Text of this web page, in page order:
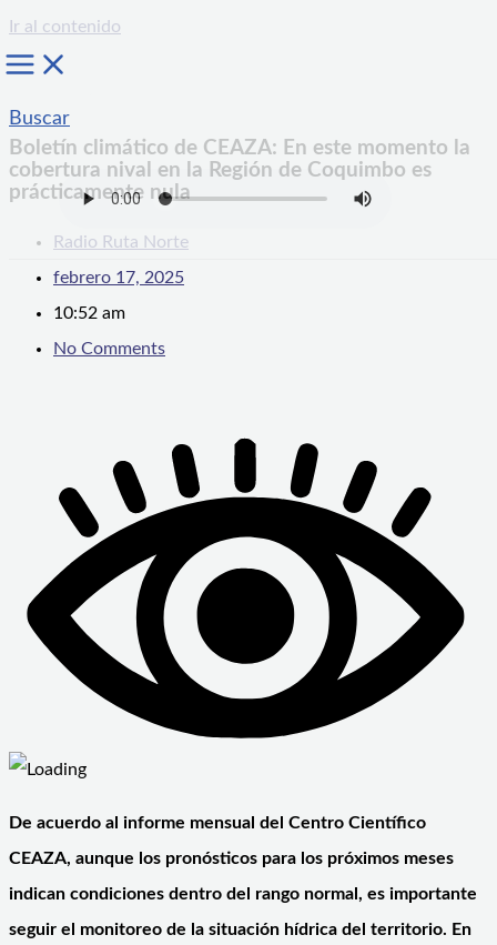
Ir al contenido
Buscar
Boletín climático de CEAZA: En este momento la
cobertura nival en la Región de Coquimbo es
prácticamente nula
Radio Ruta Norte
febrero 17, 2025
10:52 am
No Comments
De acuerdo al informe mensual del Centro Científico
CEAZA, aunque los pronósticos para los próximos meses
indican condiciones dentro del rango normal, es importante
seguir el monitoreo de la situación hídrica del territorio. En